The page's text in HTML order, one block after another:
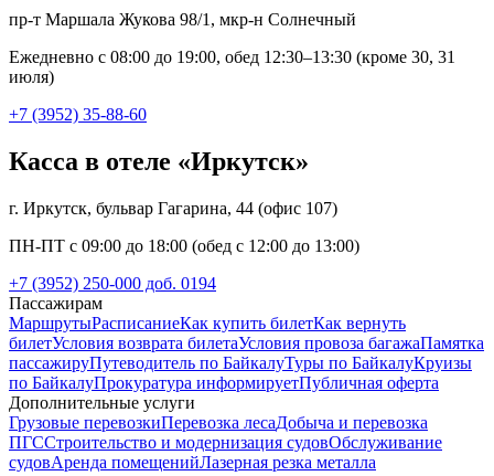
пр-т Маршала Жукова 98/1, мкр-н Солнечный
Ежедневно с 08:00 до 19:00, обед 12:30–13:30 (кроме 30, 31
июля)
+7 (3952) 35-88-60
Касса в отеле «Иркутск»
г. Иркутск, бульвар Гагарина, 44 (офис 107)
ПН-ПТ с 09:00 до 18:00 (обед с 12:00 до 13:00)
+7 (3952) 250-000 доб. 0194
Пассажирам
МаршрутыРасписаниеКак купить билетКак вернуть
билетУсловия возврата билетаУсловия провоза багажаПамятка
пассажируПутеводитель по БайкалуТуры по БайкалуКруизы
по БайкалуПрокуратура информируетПубличная оферта
Дополнительные услуги
Грузовые перевозкиПеревозка лесаДобыча и перевозка
ПГССтроительство и модернизация судовОбслуживание
судовАренда помещенийЛазерная резка металла